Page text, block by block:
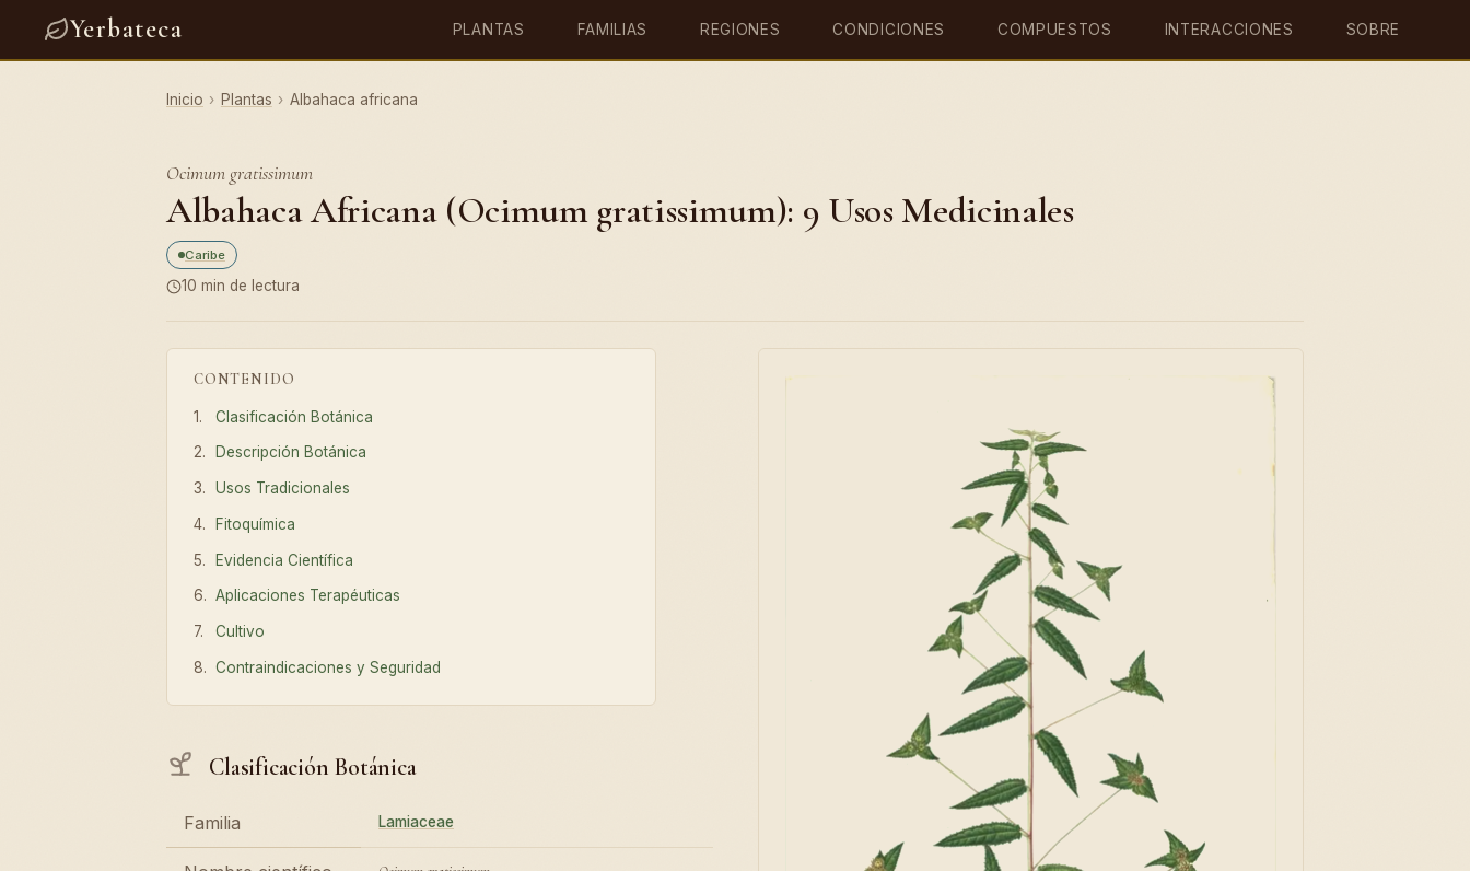
Yerbateca PLANTAS FAMILIAS REGIONES CONDICIONES COMPUESTOS INTERACCIONES SOBRE
Inicio › Plantas › Albahaca africana
Ocimum gratissimum
Albahaca Africana (Ocimum gratissimum): 9 Usos Medicinales
Caribe
10 min de lectura
CONTENIDO
Clasificación Botánica
Descripción Botánica
Usos Tradicionales
Fitoquímica
Evidencia Científica
Aplicaciones Terapéuticas
Cultivo
Contraindicaciones y Seguridad
Clasificación Botánica
Familia Lamiaceae